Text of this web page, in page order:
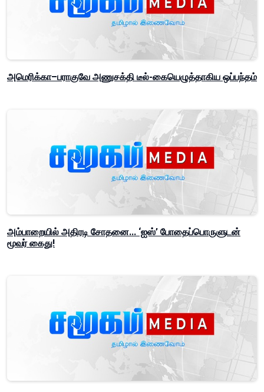
அமெரிக்கா–பராகுவே அணுசக்தி டீல்-கையெழுத்தாகிய ஒப்பந்தம்
அம்பாறையில் அதிரடி சோதனை... ‘ஐஸ்’ போதைப்பொருளுடன்
மூவர் கைது!